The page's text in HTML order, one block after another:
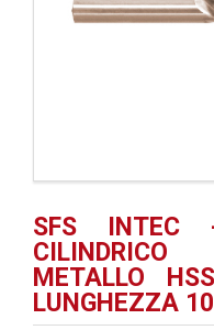
SFS INTEC
METALLO
LUNGHEZZA